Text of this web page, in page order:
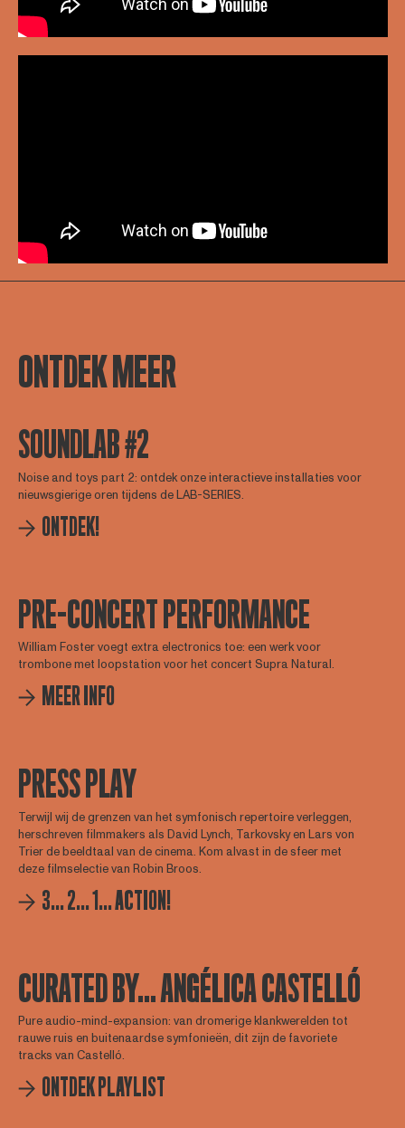
ONTDEK MEER
SOUNDLAB #2
Noise and toys part 2: ontdek onze interactieve installaties voor
nieuwsgierige oren tijdens de LAB-SERIES.
ONTDEK!
PRE-CONCERT PERFORMANCE
William Foster voegt extra electronics toe: een werk voor
trombone met loopstation voor het concert Supra Natural.
MEER INFO
PRESS PLAY
Terwijl wij de grenzen van het symfonisch repertoire verleggen,
herschreven filmmakers als David Lynch, Tarkovsky en Lars von
Trier de beeldtaal van de cinema. Kom alvast in de sfeer met
deze filmselectie van Robin Broos.
3... 2... 1... ACTION!
CURATED BY... ANGÉLICA CASTELLÓ
Pure audio-mind-expansion: van dromerige klankwerelden tot
rauwe ruis en buitenaardse symfonieën, dit zijn de favoriete
tracks van Castelló.
ONTDEK PLAYLIST